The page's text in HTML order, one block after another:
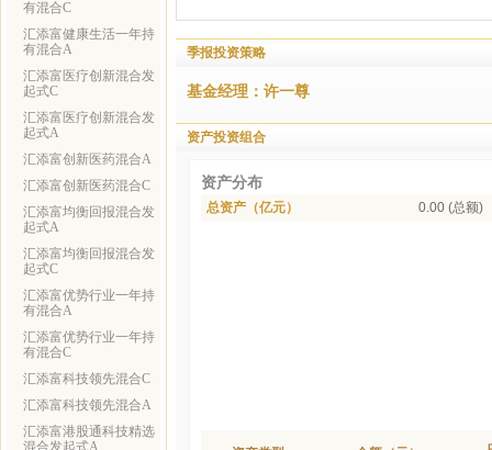
有混合C
汇添富健康生活一年持
有混合A
汇添富医疗创新混合发
起式C
汇添富医疗创新混合发
起式A
汇添富创新医药混合A
汇添富创新医药混合C
汇添富均衡回报混合发
起式A
汇添富均衡回报混合发
起式C
汇添富优势行业一年持
有混合A
汇添富优势行业一年持
有混合C
汇添富科技领先混合C
汇添富科技领先混合A
汇添富港股通科技精选
混合发起式A
季报投资策略
基金经理：许一尊
资产投资组合
资产分布
总资产（亿元） 0.00 (总额)